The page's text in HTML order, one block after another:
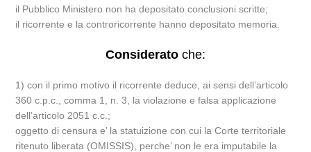
il Pubblico Ministero non ha depositato conclusioni scritte;
il ricorrente e la controricorrente hanno depositato memoria.
Considerato che:
1) con il primo motivo il ricorrente deduce, ai sensi dell’articolo
360 c.p.c., comma 1, n. 3, la violazione e falsa applicazione
dell’articolo 2051 c.c.;
oggetto di censura e’ la statuizione con cui la Corte territoriale
ritenuto liberata (OMISSIS), perche’ non le era imputabile la